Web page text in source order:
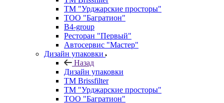
ТМ "Урджарские просторы"
ТОО "Багратион"
B4-group
Ресторан "Первый"
Автосервис "Мастер"
Дизайн упаковки
Назад
Дизайн упаковки
TM Brissfilter
ТМ "Урджарские просторы"
ТОО "Багратион"